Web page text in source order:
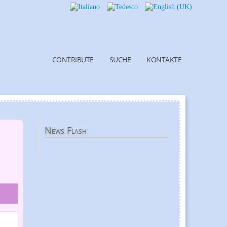
CONTRIBUTE SUCHE KONTAKTE
News Flash